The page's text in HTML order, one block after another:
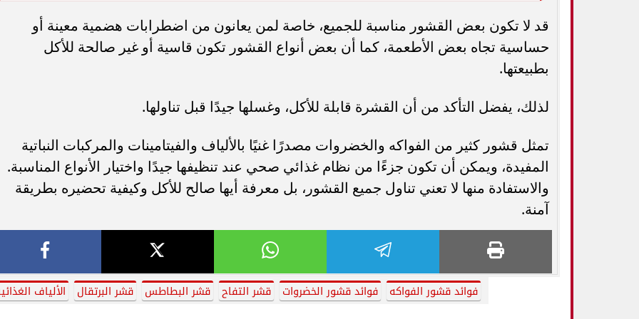
قد لا تكون بعض القشور مناسبة للجميع، خاصة لمن يعانون من اضطرابات هضمية معينة أو
حساسية تجاه بعض الأطعمة، كما أن بعض أنواع القشور تكون قاسية أو غير صالحة للأكل
بطبيعتها.
لذلك، يفضل التأكد من أن القشرة قابلة للأكل، وغسلها جيدًا قبل تناولها.
تمثل قشور كثير من الفواكه والخضروات مصدرًا غنيًا بالألياف والفيتامينات والمركبات النباتية
المفيدة، ويمكن أن تكون جزءًا من نظام غذائي صحي عند تنظيفها جيدًا واختيار الأنواع المناسبة.
والاستفادة منها لا تعني تناول جميع القشور، بل معرفة أيها صالح للأكل وكيفية تحضيره بطريقة
آمنة.
فوائد قشور الفواكه فوائد قشور الخضروات قشر التفاح قشر البطاطس قشر البرتقال الألياف